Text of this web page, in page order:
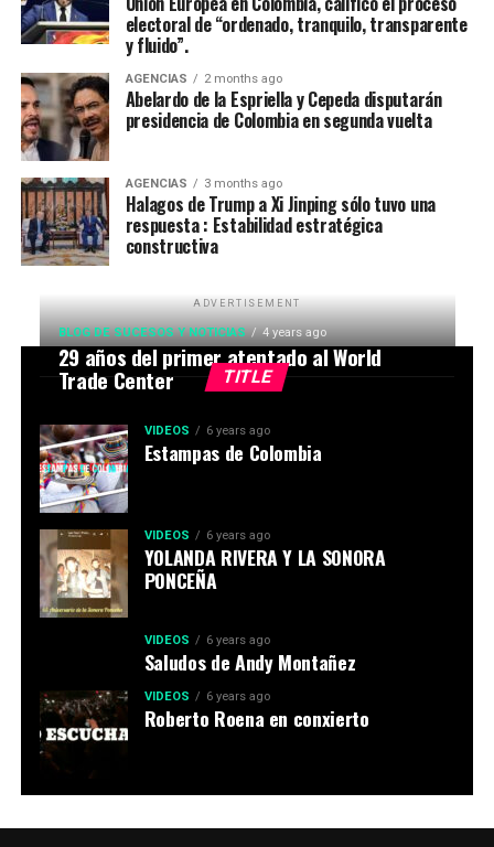
electoral de “ordenado, tranquilo, transparente
y fluido”.
AGENCIAS 2 months ago
Abelardo de la Espriella y Cepeda disputarán
presidencia de Colombia en segunda vuelta
AGENCIAS 3 months ago
Halagos de Trump a Xi Jinping sólo tuvo una
respuesta : Estabilidad estratégica
constructiva
ADVERTISEMENT
TITLE
BLOG DE SUCESOS Y NOTICIAS 4 years ago
29 años del primer atentado al World
Trade Center
VIDEOS 6 years ago
Estampas de Colombia
VIDEOS 6 years ago
YOLANDA RIVERA Y LA SONORA
PONCEÑA
VIDEOS 6 years ago
Saludos de Andy Montañez
VIDEOS 6 years ago
Roberto Roena en conxierto